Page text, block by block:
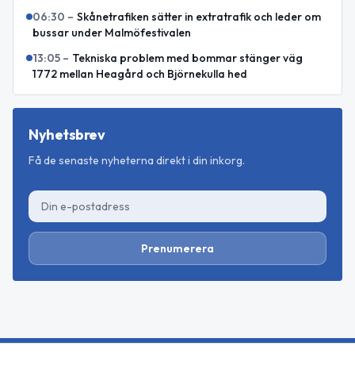
06:30 – Skånetrafiken sätter in extratrafik och leder om
bussar under Malmöfestivalen
13:05 – Tekniska problem med bommar stänger väg
1772 mellan Heagård och Björnekulla hed
Nyhetsbrev
Få de senaste nyheterna direkt i din inkorg.
Prenumerera